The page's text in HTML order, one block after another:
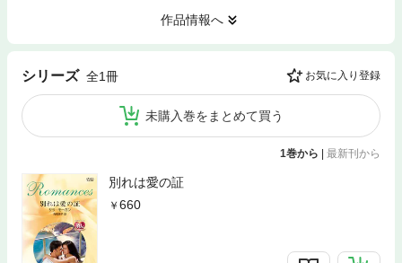
作品情報へ
シリーズ 全1冊 お気に入り登録
未購入巻をまとめて買う
1巻から | 最新刊から
別れは愛の証
660